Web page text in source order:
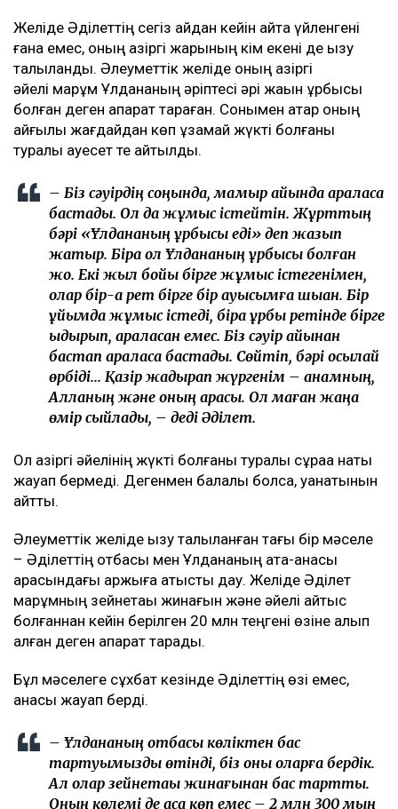
танысқанын қаладық. Әркімнің бақытты болуға
құқығы бар. Заңның еш жерінде «бір жыл күту
керек» деп жазылмаған. Мен үшін ең
бастысы – баламды тірі, күліп, бақытты
күйде көру болды, – деді Эльза Ерманова.
Ұлдана қайтыс болғаннан кейінгі қаржылық
Желіде Әділеттің сегіз айдан кейін қайта үйленгені
ғана емес, оның қазіргі жарының кім екені де қызу
талқыланды. Әлеуметтік желіде оның қазіргі
әйелі марқұм Ұлдананың әріптесі әрі жақын құрбысы
болған деген ақпарат тараған. Сонымен қатар оның
қайғылы жағдайдан көп ұзамай жүкті болғаны
туралы қауесет те айтылды.
– Біз сәуірдің соңында, мамыр айында араласа
бастадық. Ол да жұмыс істейтін. Жұрттың
бәрі «Ұлдананың құрбысы еді» деп жазып
жоқ. Екі жыл бойы бірге жұмыс істегенімен,
олар бір-ақ рет бірге бір ауысымға шыққан. Бір
ұйымда жұмыс істеді, бірақ құрбы ретінде бірге
бастап араласа бастадық. Сөйтіп, бәрі осылай
өрбіді... Қазір жадырап жүргенім – анамның,
Алланың және оның арқасы. Ол маған жаңа
өмір сыйлады, – деді Әділет.
Ол қазіргі әйелінің жүкті болғаны туралы сұраққа нақты
айтты.
– Әділеттің отбасы мен Ұлдананың ата-анасы
арасындағы қаржыға қатысты дау. Желіде Әділет
марқұмның зейнетақы жинағын және әйелі қайтыс